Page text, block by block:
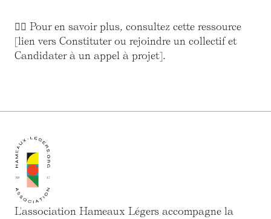
👯‍♂️ Pour en savoir plus, consultez cette ressource
[lien vers Constituter ou rejoindre un collectif et
Candidater à un appel à projet].
L'association Hameaux Légers accompagne la